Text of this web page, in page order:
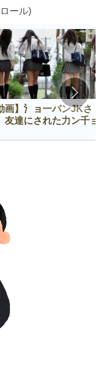
ール)
画】氵ョ一パンJKさ
友達にされた力ン千ョ